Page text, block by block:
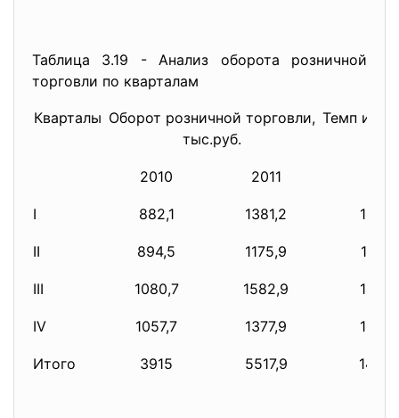
Таблица 3.19 - Анализ оборота розничной
торговли по кварталам
Кварталы Оборот розничной торговли,
тыс.руб.
Темп
2010 2011
I 882,1 1381,2
II 894,5 1175,9
III 1080,7 1582,9
IV 1057,7 1377,9
Итого 3915 5517,9